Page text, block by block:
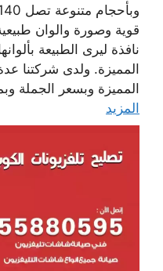
قوية وصورة والوان
نافذة ليرى الطبيعة
المميزة. ولدى شركتنا
المميزة وبسعر الجملة
المزيد